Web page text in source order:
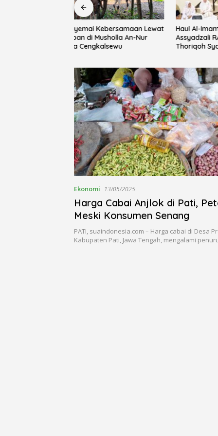
Haul Al-Imam Abul Hasan
Assyadzali RA, Jam’iyah
Thoriqoh Syadzaliyyah Kudus
Pemkab
Ekonomi 13/05/2025
Harga Cabai Anjlok di Pati,
Meski Konsumen Senang
PATI, suaindonesia.com – Harga cabai di Desa
Kabupaten Pati, Jawa Tengah, mengalami